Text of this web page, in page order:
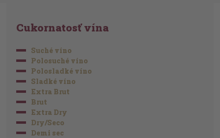
Cukornatosť vína
Suché víno
Polosuché víno
Polosladké víno
Sladké víno
Extra Brut
Brut
Extra Dry
Dry/Seco
Demi sec